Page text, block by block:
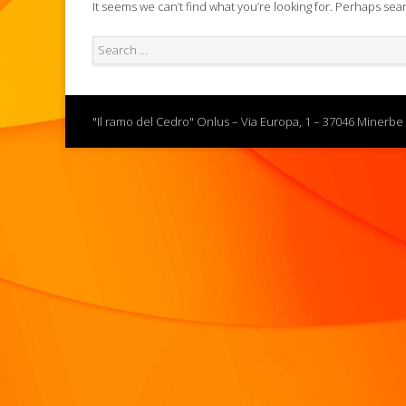
It seems we can’t find what you’re looking for. Perhaps
"Il ramo del Cedro" Onlus – Via Europa, 1 – 37046 Minerbe